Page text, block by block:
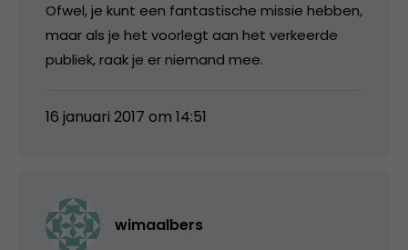
Ofwel, je kunt een fantastische missie hebben,
maar als je het voorlegt aan het verkeerde
publiek, raak je er niemand mee.
16 januari 2017 om 14:51
wimaalbers